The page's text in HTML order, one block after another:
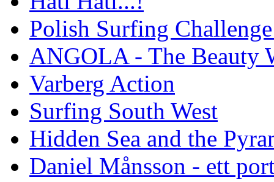
Polish Surfing
ANGOLA - The Beauty
Varberg Action
Surfing South West
Hidden Sea and the
Daniel Månsson - ett